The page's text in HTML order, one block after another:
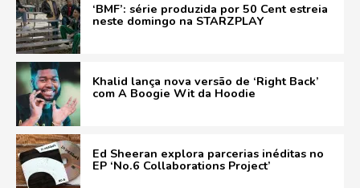
‘BMF’: série produzida por 50 Cent estreia
neste domingo na STARZPLAY
Khalid lança nova versão de ‘Right Back’
com A Boogie Wit da Hoodie
Ed Sheeran explora parcerias inéditas no
EP ‘No.6 Collaborations Project’